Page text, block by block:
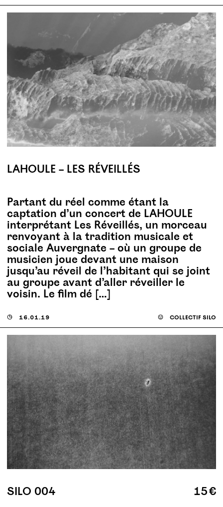
LAHOULE – LES RÉVEILLÉS
Partant du réel comme étant la
captation d’un concert de LAHOULE
interprétant Les Réveillés, un morceau
renvoyant à la tradition musicale et
sociale Auvergnate – où un groupe de
musicien joue devant une maison
jusqu’au réveil de l’habitant qui se joint
au groupe avant d’aller réveiller le
voisin. Le film dé […]
◶ 16.01.19 ☺ collectif silo
SILO 004 15 €